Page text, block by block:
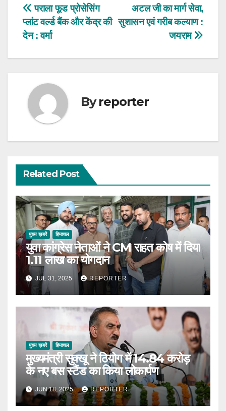
Post
navigation
अटल जी का मार्ग सेवा,
सुशासन एवं गरीब कल्याण :
जयराम
पराला फूड प्रोसेसिंग
प्लांट वर्ल्ड बैंक और केंद्र की
देन : वर्मा
Byreporter
Related Post
मुख्य ख़बरें हिमाचल
युवा कांग्रेस नेताओं ने CM राहत कोष में दिया
1.11 लाख का योगदान
JUL 31, 2025 REPORTER
मुख्य ख़बरें हिमाचल
मुख्यमंत्री सुक्खू ने ठियोग में 14.84 करोड़
के नए बस स्टैंड का किया लोकार्पण
JUN 18, 2025 REPORTER